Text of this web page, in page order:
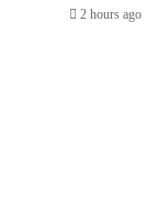
2 hours ago